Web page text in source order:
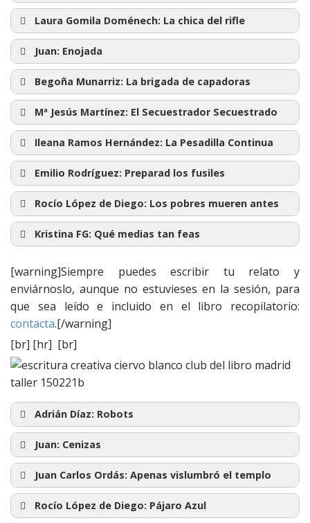
José Luis (CB)
Juan (MU)
Kaoru (MU)
Laura (CB)
Marina Caumel (UO)
Pepe (CB)
Rocío López (CB)
La quiero muerta
Laura Gomila Doménech: La chica del rifle
La chica del rifle
Juan: Enojada
Enojada
Begoña Munarriz: La brigada de capadoras
La brigada de capadoras
Mª Jesús Martínez: El Secuestrador Secuestrado
El Secuestrador Secuestrado
Ileana Ramos Hernández: La Pesadilla Continua
La Pesadilla Continua
Emilio Rodríguez: Preparad los fusiles
Preparad los fusiles
Rocío López de Diego: Los pobres mueren antes
Los pobres mueren antes
Kristina FG: Qué medias tan feas
[warning]Siempre puedes escribir tu relato y
enviárnoslo, aunque no estuvieses en la sesión, para
que sea leído e incluido en el libro recopilatorio:
contacta.[/warning]
[br] [hr] [br]
Adrián Díaz: Robots
Robots
Juan: Cenizas
Cenizas
Juan Carlos Ordás: Apenas vislumbró el templo
Apenas vislumbró el templo
Rocío López de Diego: Pájaro Azul